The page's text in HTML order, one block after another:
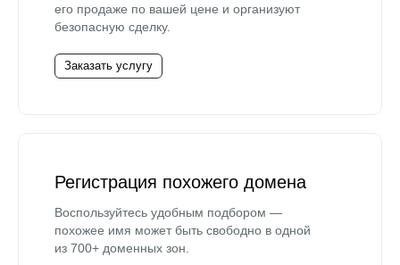
его продаже по вашей цене и организуют
безопасную сделку.
Заказать услугу
Регистрация похожего домена
Воспользуйтесь удобным подбором —
похожее имя может быть свободно в одной
из 700+ доменных зон.